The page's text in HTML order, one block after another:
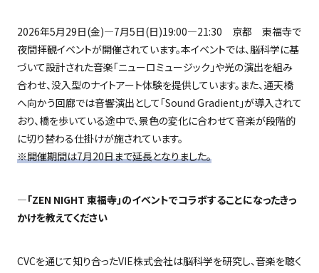
2026年5月29日(金)―7月5日(日)19:00―21:30 京都 東福寺で
夜間拝観イベントが開催されています。本イベントでは、脳科学に基
づいて設計された音楽「ニューロミュージック」や光の演出を組み
合わせ、没入型のナイトアート体験を提供しています。また、通天橋
へ向かう回廊では音響演出として「Sound Gradient 」が導入されて
おり、橋を歩いている途中で、景色の変化に合わせて音楽が段階的
に切り替わる仕掛けが施されています。
※開催期間は7月20日まで延長となりました。
―「ZEN NIGHT 東福寺」のイベントでコラボすることになったきっ
かけを教えてください
CVCを通じて知り合ったVIE株式会社は脳科学を研究し、音楽を聴く